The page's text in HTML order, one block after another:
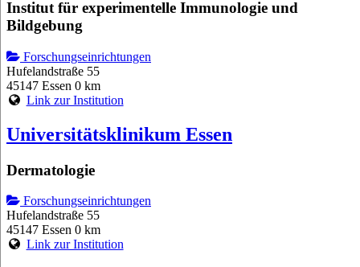
Institut für experimentelle Immunologie und
Bildgebung
Forschungseinrichtungen
Hufelandstraße 55
45147 Essen 0 km
Link zur Institution
Universitätsklinikum Essen
Dermatologie
Forschungseinrichtungen
Hufelandstraße 55
45147 Essen 0 km
Link zur Institution